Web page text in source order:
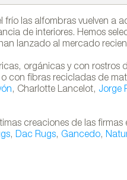
frío las alfombras vuelven
de interiores. Hemos
lanzado al mercado
orgánicas y con rostros
con fibras recicladas de
, Charlotte Lancelot, Jorge
creaciones de las firmas
, Dac Rugs, Gancedo,